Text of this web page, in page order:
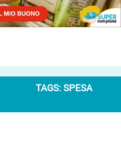
TAGS: SPESA